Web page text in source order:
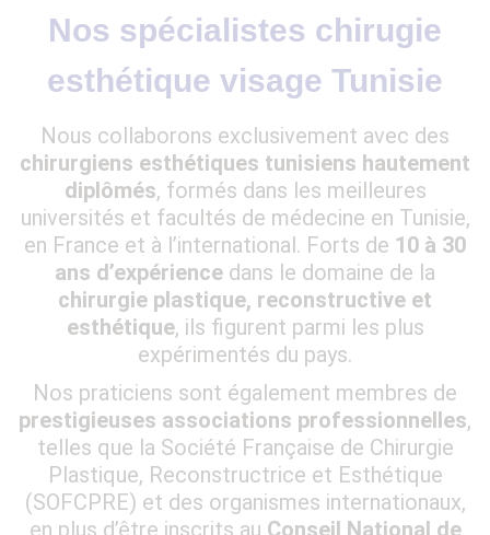
Nos spécialistes chirugie
esthétique visage Tunisie
Nous collaborons exclusivement avec des
chirurgiens esthétiques tunisiens hautement
diplômés, formés dans les meilleures
universités et facultés de médecine en Tunisie,
en France et à l’international. Forts de 10 à 30
ans d’expérience dans le domaine de la
chirurgie plastique, reconstructive et
esthétique, ils figurent parmi les plus
expérimentés du pays.
Nos praticiens sont également membres de
prestigieuses associations professionnelles,
telles que la Société Française de Chirurgie
Plastique, Reconstructrice et Esthétique
(SOFCPRE) et des organismes internationaux,
en plus d’être inscrits au Conseil National de